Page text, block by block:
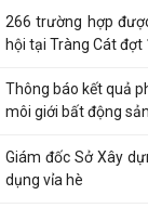
266 trường hợp
hội tại Tràng Cát đợt
Thông báo kết quả
môi giới bất động
Giám đốc Sở Xây
dụng vỉa hè